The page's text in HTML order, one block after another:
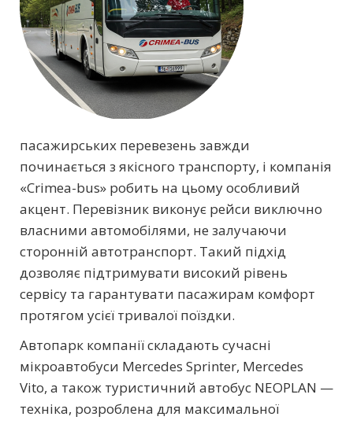
пасажирських перевезень завжди
починається з якісного транспорту, і компанія
«Crimea-bus» робить на цьому особливий
акцент. Перевізник виконує рейси виключно
власними автомобілями, не залучаючи
сторонній автотранспорт. Такий підхід
дозволяє підтримувати високий рівень
сервісу та гарантувати пасажирам комфорт
протягом усієї тривалої поїздки.
Автопарк компанії складають сучасні
мікроавтобуси Mercedes Sprinter, Mercedes
Vito, а також туристичний автобус NEOPLAN —
техніка, розроблена для максимальної